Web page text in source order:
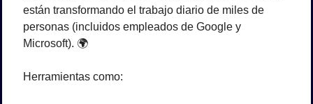
están transformando el trabajo diario de miles de
personas (incluidos empleados de Google y
Microsoft). 🌍
Herramientas como: